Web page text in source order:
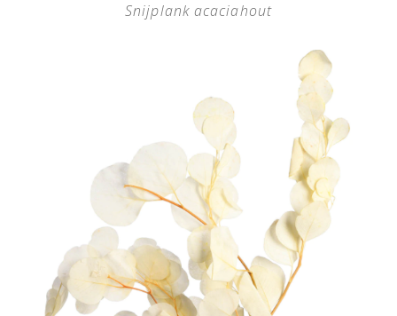
Snijplank acaciahout